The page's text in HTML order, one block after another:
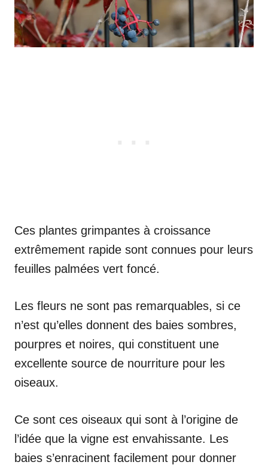
Ces plantes grimpantes à croissance
extrêmement rapide sont connues pour leurs
feuilles palmées vert foncé.
Les fleurs ne sont pas remarquables, si ce
n’est qu’elles donnent des baies sombres,
pourpres et noires, qui constituent une
excellente source de nourriture pour les
oiseaux.
Ce sont ces oiseaux qui sont à l’origine de
l’idée que la vigne est envahissante. Les
baies s’enracinent facilement pour donner